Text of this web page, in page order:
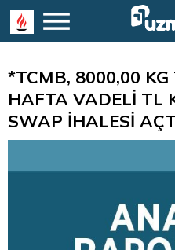
*TCMB, 8000,00
HAFTA VADELİ TL
SWAP İHALESİ